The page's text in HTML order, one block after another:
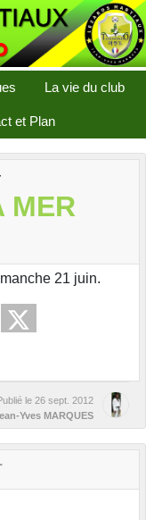
La vie du club
et Plan
MER
21 juin.
le 26 sept. 2012
Yves MARQUES